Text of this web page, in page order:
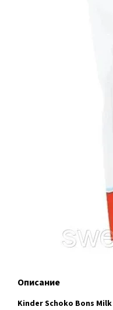
Описание
Kinder Schokо Bons Milk